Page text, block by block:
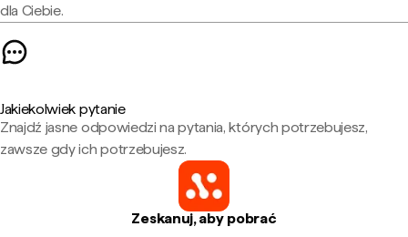
dla Ciebie.
Jakiekolwiek pytanie
Znajdź jasne odpowiedzi na pytania, których potrzebujesz,
zawsze gdy ich potrzebujesz.
Zeskanuj, aby pobrać